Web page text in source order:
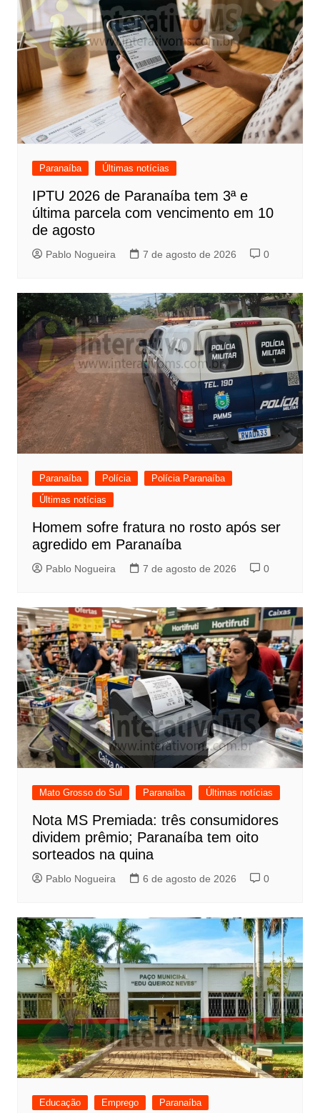
Paranaíba Últimas notícias
IPTU 2026 de Paranaíba tem 3ª e
última parcela com vencimento em 10
de agosto
Pablo Nogueira 7 de agosto de 2026 0
Paranaíba Polícia
Polícia Paranaíba
Últimas notícias
Homem sofre fratura no rosto após ser
agredido em Paranaíba
Pablo Nogueira 7 de agosto de 2026 0
Mato Grosso do Sul Paranaíba Últimas notícias
Nota MS Premiada: três consumidores
dividem prêmio; Paranaíba tem oito
sorteados na quina
Pablo Nogueira 6 de agosto de 2026 0
Educação Emprego
Paranaíba